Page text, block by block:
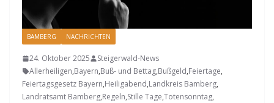
BAMBERG NACHRICHTEN
24. Oktober 2025
Steigerwald-News
Allerheiligen,Bayern,Buß- und Bettag,Bußgeld,Feiertage,
Feiertagsgesetz Bayern,Heiligabend,Landkreis Bamberg,
Landratsamt Bamberg,Regeln,Stille Tage,Totensonntag,